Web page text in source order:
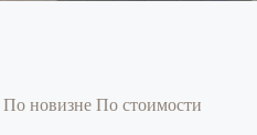
По новизне По стоимости